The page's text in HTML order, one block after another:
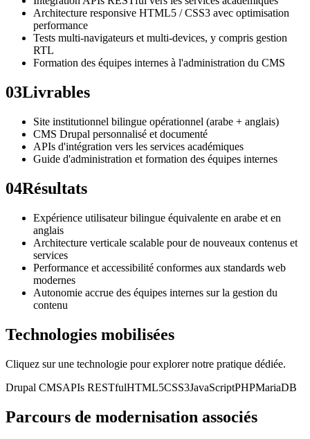
Architecture responsive HTML5 / CSS3 avec optimisation
performance
Tests multi-navigateurs et multi-devices, y compris gestion
RTL
Formation des équipes internes à l'administration du CMS
03Livrables
Site institutionnel bilingue opérationnel (arabe + anglais)
CMS Drupal personnalisé et documenté
APIs d'intégration vers les services académiques
Guide d'administration et formation des équipes internes
04Résultats
Expérience utilisateur bilingue équivalente en arabe et en
anglais
Architecture verticale scalable pour de nouveaux contenus et
services
Performance et accessibilité conformes aux standards web
modernes
Autonomie accrue des équipes internes sur la gestion du
contenu
Technologies mobilisées
Cliquez sur une technologie pour explorer notre pratique dédiée.
Drupal CMSAPIs RESTfulHTML5CSS3JavaScriptPHPMariaDB
Parcours de modernisation associés